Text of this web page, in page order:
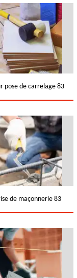
pose de carrelage 83
de maçonnerie 83